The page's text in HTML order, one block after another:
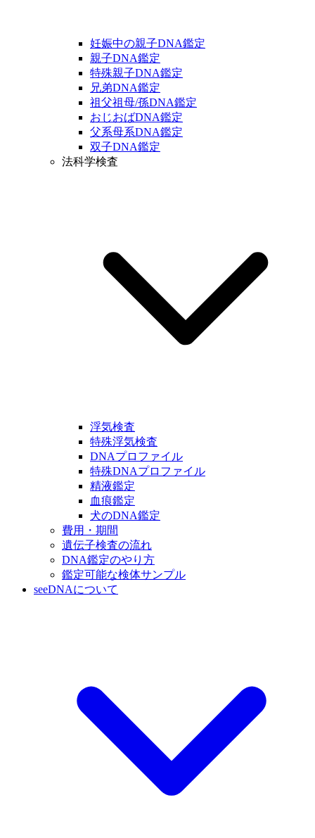
妊娠中の親子DNA鑑定
親子DNA鑑定
特殊親子DNA鑑定
兄弟DNA鑑定
祖父祖母/孫DNA鑑定
おじおばDNA鑑定
父系母系DNA鑑定
双子DNA鑑定
法科学検査
浮気検査
特殊浮気検査
DNAプロファイル
特殊DNAプロファイル
精液鑑定
血痕鑑定
犬のDNA鑑定
費用・期間
遺伝子検査の流れ
DNA鑑定のやり方
鑑定可能な検体サンプル
seeDNAについて